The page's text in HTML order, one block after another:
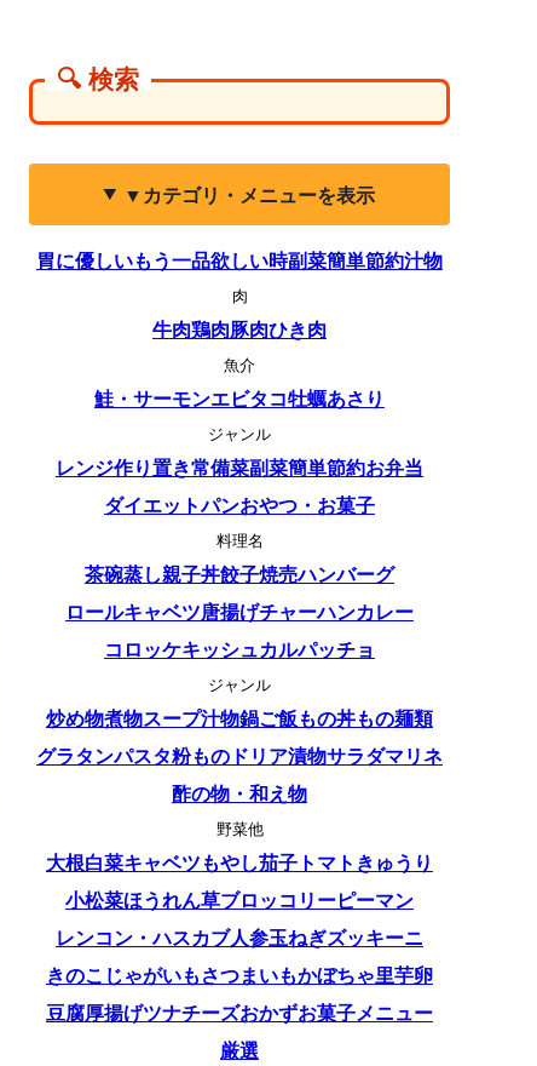
🔍 検索
▼カテゴリ・メニューを表示
胃に優しいもう一品欲しい時副菜簡単節約汁物
肉
牛肉鶏肉豚肉ひき肉
魚介
鮭・サーモンエビタコ牡蠣あさり
ジャンル
レンジ作り置き常備菜副菜簡単節約お弁当
ダイエットパンおやつ・お菓子
料理名
茶碗蒸し親子丼餃子焼売ハンバーグ
ロールキャベツ唐揚げチャーハンカレー
コロッケキッシュカルパッチョ
ジャンル
炒め物煮物スープ汁物鍋ご飯もの丼もの麺類
グラタンパスタ粉もの ドリア漬物サラダマリネ
酢の物・和え物
野菜他
大根白菜キャベツもやし茄子 トマト きゅうり
小松菜ほうれん草ブロッコリーピーマン
レンコン・ハスカブ人参玉ねぎズッキーニ
きのこ じゃがいもさつまいもかぼちゃ里芋卵
豆腐厚揚げツナチーズおかずお菓子メニュー
厳選